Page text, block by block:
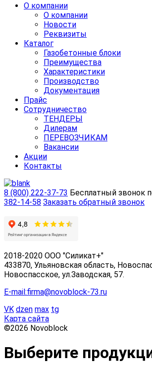
О компании
О компании
Новости
Реквизиты
Каталог
Газобетонные блоки
Преимущества
Характеристики
Производство
Документация
Прайс
Сотрудничество
ТЕНДЕРЫ
Дилерам
ПЕРЕВОЗЧИКАМ
Вакансии
Акции
Контакты
8 (800) 222-37-73 Бесплатный звонок
382-14-58 Заказать обратный звонок
2018-2020 ООО "Силикат+"
433870, Ульяновская область,
Новоспасское, ул.Заводская, 57.
E-mail:firma@novoblock-73.ru
VK dzen max tg
Карта сайта
©2026 Novoblock
Выберите